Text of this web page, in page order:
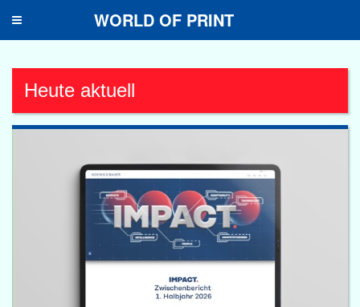
Toggle
WORLD OF PRINT
Heute aktuell